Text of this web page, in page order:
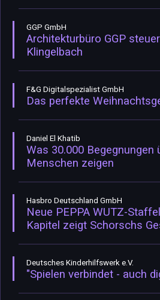
GGP GmbH
Architekturbüro GGP
Klingelbach
F&G Digitalspezialist GmbH
Das perfekte
Daniel El Khatib
Was 30.000 Begegnungen
Menschen zeigen
Hasbro Deutschland GmbH
Neue PEPPA WUTZ-
Kapitel zeigt Schorschs
Deutsches Kinderhilfswerk e.V.
"Spielen verbindet - auch